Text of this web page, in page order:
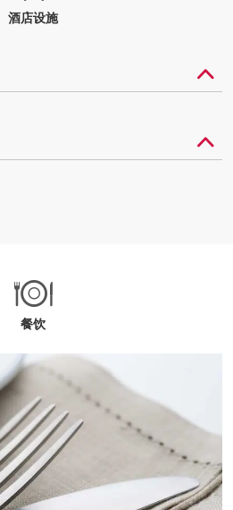
酒店设施
餐饮